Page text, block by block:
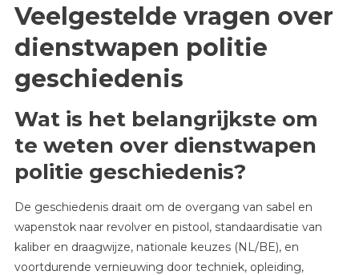
Veelgestelde vragen over
dienstwapen politie
geschiedenis
Wat is het belangrijkste om
te weten over dienstwapen
politie geschiedenis?
De geschiedenis draait om de overgang van sabel en
wapenstok naar revolver en pistool, standaardisatie van
kaliber en draagwijze, nationale keuzes (NL/BE), en
voortdurende vernieuwing door techniek, opleiding,